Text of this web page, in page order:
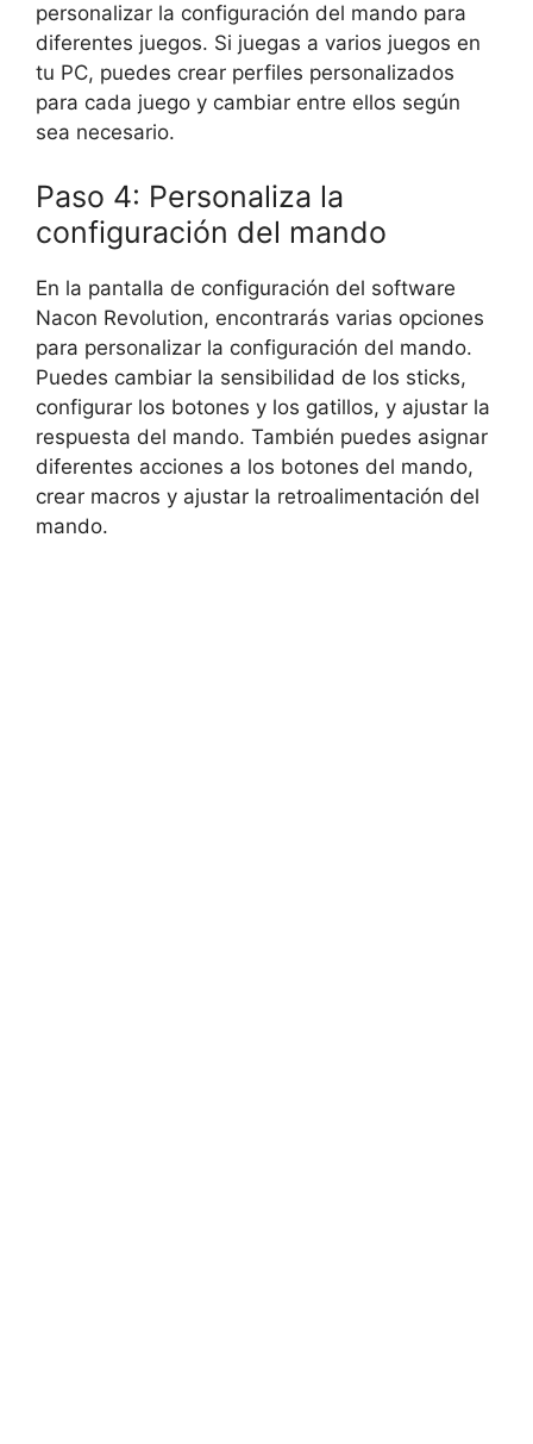
personalizar la configuración del mando para
diferentes juegos. Si juegas a varios juegos en
tu PC, puedes crear perfiles personalizados
para cada juego y cambiar entre ellos según
sea necesario.
Paso 4: Personaliza la
configuración del mando
En la pantalla de configuración del software
Nacon Revolution, encontrarás varias opciones
para personalizar la configuración del mando.
Puedes cambiar la sensibilidad de los sticks,
configurar los botones y los gatillos, y ajustar la
respuesta del mando. También puedes asignar
diferentes acciones a los botones del mando,
crear macros y ajustar la retroalimentación del
mando.